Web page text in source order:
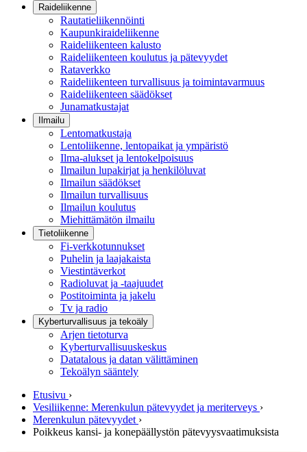
Raideliikenne
Rautatieliikennöinti
Kaupunkiraideliikenne
Raideliikenteen kalusto
Raideliikenteen koulutus ja pätevyydet
Rataverkko
Raideliikenteen turvallisuus ja toimintavarmuus
Raideliikenteen säädökset
Junamatkustajat
Ilmailu
Lentomatkustaja
Lentoliikenne, lentopaikat ja ympäristö
Ilma-alukset ja lentokelpoisuus
Ilmailun lupakirjat ja henkilöluvat
Ilmailun säädökset
Ilmailun turvallisuus
Ilmailun koulutus
Miehittämätön ilmailu
Tietoliikenne
Fi-verkkotunnukset
Puhelin ja laajakaista
Viestintäverkot
Radioluvat ja -taajuudet
Postitoiminta ja jakelu
Tv ja radio
Kyberturvallisuus ja tekoäly
Arjen tietoturva
Kyberturvallisuuskeskus
Datatalous ja datan välittäminen
Tekoälyn sääntely
Etusivu ›
Vesiliikenne: Merenkulun pätevyydet ja meriterveys ›
Merenkulun pätevyydet ›
Poikkeus kansi- ja konepäällystön pätevyysvaatimuksista